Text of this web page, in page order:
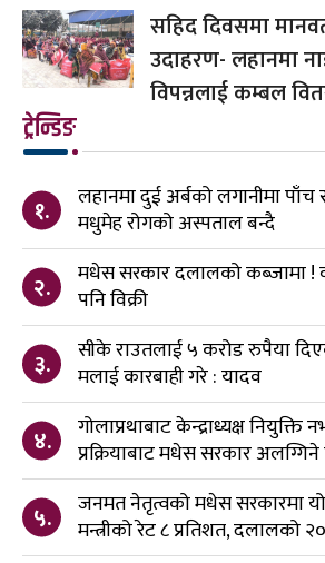
सहिद दिवसमा
उदाहरण- लहानमा
विपन्नलाई कम्बल
ट्रेन्डिङ
१.
लहानमा दुई अर्बको लगानीमा
मधुमेह रोगको अस्पताल बन्दै
२.
मधेस सरकार दलालको कब्जामा !
पनि विक्री
३.
सीके राउतलाई ५ करोड रुपैया
मलाई कारबाही गरे : यादव
४.
गोलाप्रथाबाट केन्द्राध्यक्ष नियुक्ति
प्रक्रियाबाट मधेस सरकार
५.
जनमत नेतृत्वको मधेस सरकारमा
मन्त्रीको रेट ८ प्रतिशत, दलालको